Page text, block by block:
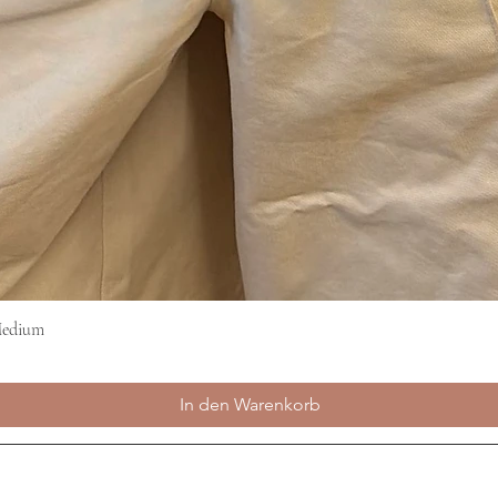
In den Warenkorb